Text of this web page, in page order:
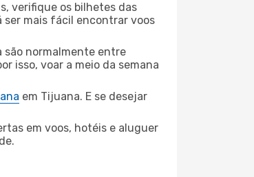
verifique os bilhetes das
ser mais fácil encontrar voos
são normalmente entre
isso, voar a meio da semana
em Tijuana. E se desejar
em voos, hotéis e aluguer